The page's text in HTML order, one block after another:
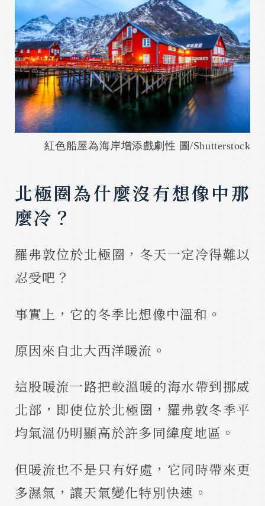
紅色船屋為海岸增添戲劇性 圖/Shutterstock
北極圈為什麼沒有想像中那
麼冷？
羅弗敦位於北極圈，冬天一定冷得難以
忍受吧？
事實上，它的冬季比想像中溫和。
原因來自北大西洋暖流。
這股暖流一路把較溫暖的海水帶到挪威
北部，即使位於北極圈，羅弗敦冬季平
均氣溫仍明顯高於許多同緯度地區。
但暖流也不是只有好處，它同時帶來更
多濕氣，讓天氣變化特別快速。